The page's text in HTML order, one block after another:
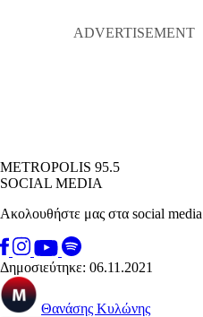
METROPOLIS 95.5
SOCIAL MEDIA
Ακολουθήστε μας στα social media
Δημοσιεύτηκε: 06.11.2021
Θανάσης Κυλώνης